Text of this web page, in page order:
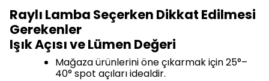
Raylı Lamba Seçerken Dikkat Edilmesi
Gerekenler
Işık Açısı ve Lümen Değeri
Mağaza ürünlerini öne çıkarmak için 25°–
40° spot açıları idealdir.